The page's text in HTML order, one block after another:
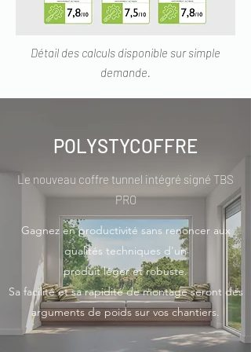
Détail des calculs disponible sur simple
demande.
POLYSTYCOFFRE
Le nouveau coffre tunnel intégré signé TBS
PRO
Gagnez en productivité sans renoncer aux
qualités techniques d'un
produit léger et robuste.
Sa facilité et sa rapidité de montage seront des
arguments de poids sur vos chantiers.